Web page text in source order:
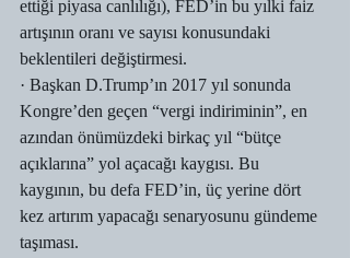
ettiği piyasa canlılığı), FED’in bu yılki faiz
artışının oranı ve sayısı konusundaki
beklentileri değiştirmesi.
· Başkan D.Trump’ın 2017 yıl sonunda
Kongre’den geçen “vergi indiriminin”, en
azından önümüzdeki birkaç yıl “bütçe
açıklarına” yol açacağı kaygısı. Bu
kaygının, bu defa FED’in, üç yerine dört
kez artırım yapacağı senaryosunu gündeme
taşıması.